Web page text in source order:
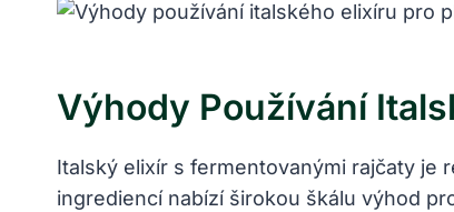
Výhody Používání
Italský elixír s fermentovanými rajčaty je
ingrediencí nabízí širokou škálu výhod